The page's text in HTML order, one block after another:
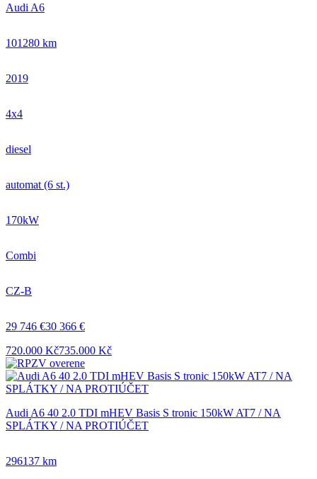
Audi A6
101280 km
2019
4x4
diesel
automat (6 st.)
170kW
Combi
CZ-B
29 746 €30 366 €
720.000 Kč735.000 Kč
Audi A6 40 2.0 TDI mHEV Basis S tronic 150kW AT7 / NA
SPLÁTKY / NA PROTIÚČET
296137 km